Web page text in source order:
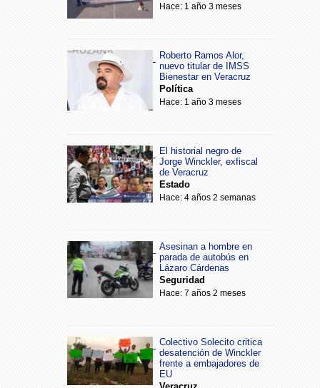
Hace: 1 año 3 meses
Roberto Ramos Alor,
nuevo titular de IMSS
Bienestar en Veracruz
Política
Hace: 1 año 3 meses
El historial negro de
Jorge Winckler, exfiscal
de Veracruz
Estado
Hace: 4 años 2 semanas
Asesinan a hombre en
parada de autobús en
Lázaro Cárdenas
Seguridad
Hace: 7 años 2 meses
Colectivo Solecito critica
desatención de Winckler
frente a embajadores de
EU